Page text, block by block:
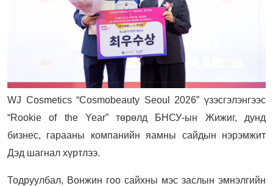
WJ Cosmetics “Cosmobeauty Seoul 2026” үзэсгэлэнгээс
“Rookie of the Year” төрөлд БНСУ-ын Жижиг, дунд
бизнес, гарааны компанийн яамны сайдын нэрэмжит
Дэд шагнал хүртлээ.
Тодруулбал, Вонжин гоо сайхны мэс заслын эмнэлгийн